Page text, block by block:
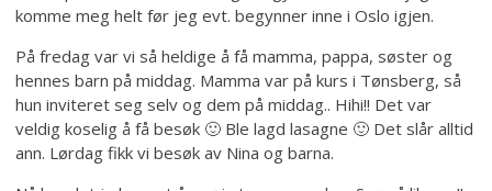
komme meg helt før jeg evt. begynner inne i Oslo igjen.
På fredag var vi så heldige å få mamma, pappa, søster og
hennes barn på middag. Mamma var på kurs i Tønsberg, så
hun inviteret seg selv og dem på middag.. Hihi!! Det var
veldig koselig å få besøk 🙂 Ble lagd lasagne 🙂 Det slår alltid
ann. Lørdag fikk vi besøk av Nina og barna.